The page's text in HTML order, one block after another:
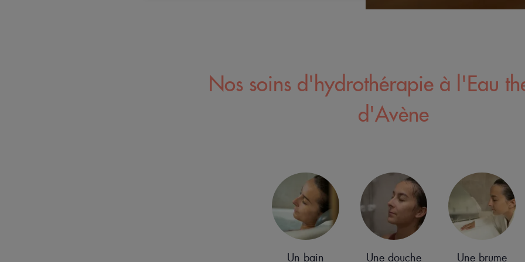
Nos soins d'hydrothérapie à l'Eau
d'Avène
Un bain Une douche Une brume